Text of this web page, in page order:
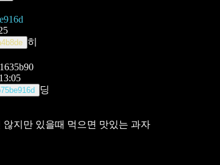
히
딩
않지만 있을때 먹으면 맛있는 과자